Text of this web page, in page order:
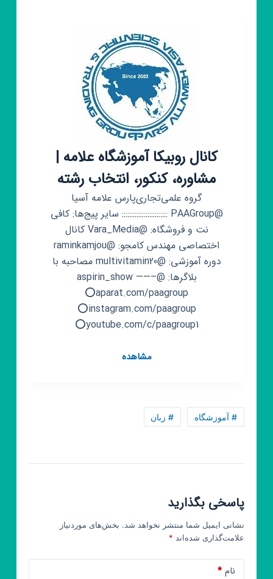
پایه
سوم
نیایش
کانال روبیکا آموزشگاه علامه |
مشاوره، کنکور، انتخاب رشته
گروه علمی‌تجاری‌پارس علامه آسیا
@PAAGroup ::::::::::::::::::::::::: سایر پیج‌ها: کافی
نت و فروشگاه: @Vara_Media کانال
اختصاصی مهندس کامجو: @raminkamjou
دوره آموزشی: @multivitamin20 مصاحبه با
بلاگرها: @aspirin_show ——–
⭕aparat.com/paagroup
⭕instagram.com/paagroup
⭕youtube.com/c/paagroup1
مشاهدهکانال
# آموزشگاه # زبان
پاسخی بگذارید
نشانی ایمیل شما منتشر نخواهد شد. بخش‌های موردنیاز
علامت‌گذاری شده‌اند *
نام*